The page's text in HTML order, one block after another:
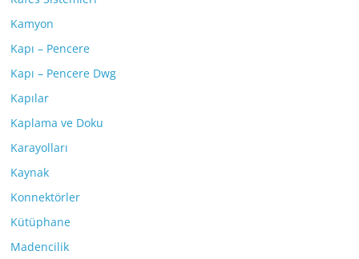
Kamyon
Kapı – Pencere
Kapı – Pencere Dwg
Kapılar
Kaplama ve Doku
Karayolları
Kaynak
Konnektörler
Kütüphane
Madencilik